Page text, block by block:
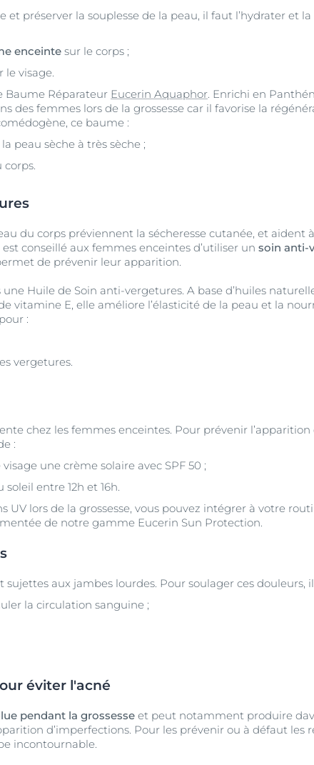
et préserver la souplesse de la peau, il faut l’hydrater et
enceinte sur le corps ;
le visage.
Baume Réparateur Eucerin Aquaphor. Enrichi en
des femmes lors de la grossesse car il favorise la
ce baume :
peau sèche à très sèche ;
corps.
du corps préviennent la sécheresse cutanée, et aident
conseillé aux femmes enceintes d’utiliser un soin anti-
de prévenir leur apparition.
Huile de Soin anti-vergetures. A base d’huiles
vitamine E, elle améliore l’élasticité de la peau et la
:
vergetures.
chez les femmes enceintes. Pour prévenir
:
une crème solaire avec SPF 50 ;
entre 12h et 16h.
UV lors de la grossesse, vous pouvez intégrer à votre
de notre gamme Eucerin Sun Protection.
aux jambes lourdes. Pour soulager ces douleurs,
la circulation sanguine ;
éviter l'acné
pendant la grossesse et peut notamment produire
d’imperfections. Pour les prévenir ou à défaut les
incontournable.